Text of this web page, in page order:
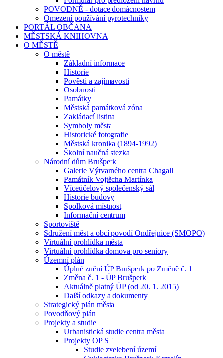
POVODNĚ - dotace domácnostem
Omezení používání pyrotechniky
PORTÁL OBČANA
MĚSTSKÁ KNIHOVNA
O MĚSTĚ
O městě
Základní informace
Historie
Pověsti a zajímavosti
Osobnosti
Památky
Městská památková zóna
Zakládací listina
Symboly města
Historické fotografie
Městská kronika (1894-1992)
Školní naučná stezka
Národní dům Brušperk
Galerie Výtvarného centra Chagall
Památník Vojtěcha Martínka
Víceúčelový společenský sál
Historie budovy
Spolková místnost
Informační centrum
Sportoviště
Sdružení měst a obcí povodí Ondřejnice (SMOPO)
Virtuální prohlídka města
Virtuální prohlídka domova pro seniory
Územní plán
Úplné znění ÚP Brušperk po Změně č. 1
Změna č. 1 - ÚP Brušperk
Aktuálně platný ÚP (od 20. 1. 2015)
Další odkazy a dokumenty
Strategický plán města
Povodňový plán
Projekty a studie
Urbanistická studie centra města
Projekty OP ST
Studie zvelebení území